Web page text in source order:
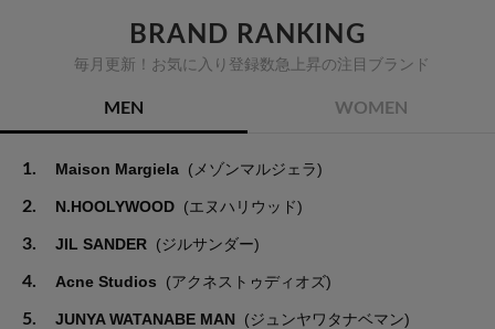
BRAND RANKING
毎月更新！お気に入り登録数急上昇の注目ブランド
MEN WOMEN
1. Maison Margiela (メゾンマルジェラ)
2. N.HOOLYWOOD (エヌハリウッド)
3. JIL SANDER (ジルサンダー)
4. Acne Studios (アクネストゥディオズ)
5. JUNYA WATANABE MAN (ジュンヤワタナベマン)